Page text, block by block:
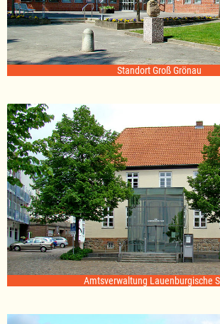
Standort Groß Grönau
Amtsverwaltung Lauenburgische